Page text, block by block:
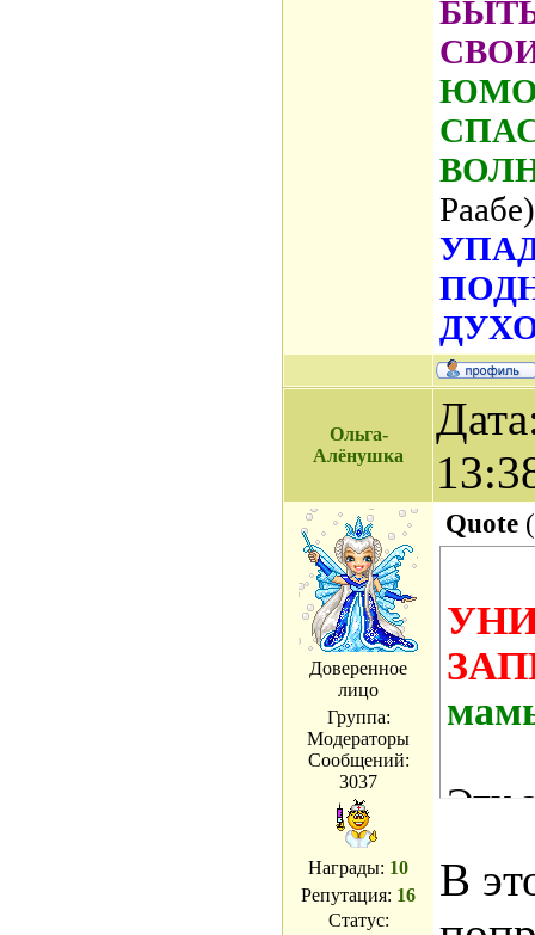
Раабе)
Ольга-
Алёнушка
Доверенное
лицо
Группа:
Модераторы
Сообщений:
3037
Награды: 10
Репутация: 16
Статус:
Quote (
Эту
В